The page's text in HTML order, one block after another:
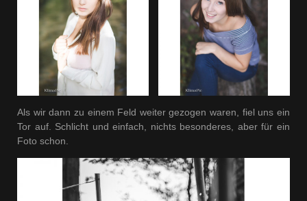
Als wir dann zu einem Feld weiter gezogen waren, fiel uns ein
Tor auf. Schlicht und einfach, nichts besonderes, aber für ein
Foto schon.